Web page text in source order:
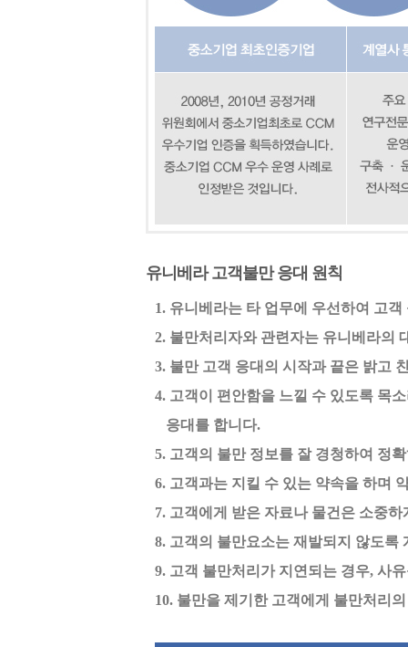
유니베라 고객불만 응대 원칙
1. 유니베라는 타 업무에 우선하여 고
2. 불만처리자와 관련자는 유니베라의
3. 불만 고객 응대의 시작과 끝은 밝고
4. 고객이 편안함을 느낄 수 있도록 목
응대를 합니다.
5. 고객의 불만 정보를 잘 경청하여 정
6. 고객과는 지킬 수 있는 약속을 하며
7. 고객에게 받은 자료나 물건은 소중하
8. 고객의 불만요소는 재발되지 않도록
9. 고객 불만처리가 지연되는 경우, 사
10. 불만을 제기한 고객에게 불만처리